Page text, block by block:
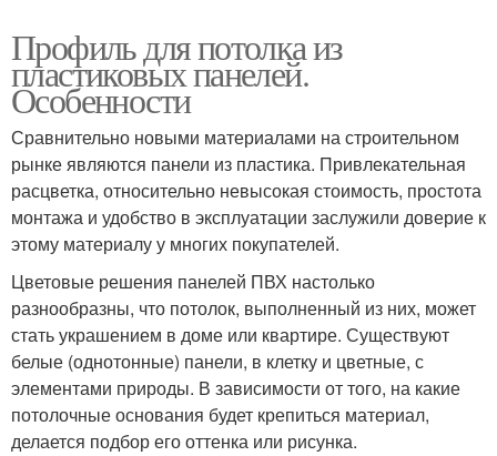
Профиль для потолка из
пластиковых панелей.
Особенности
Сравнительно новыми материалами на строительном
рынке являются панели из пластика. Привлекательная
расцветка, относительно невысокая стоимость, простота
монтажа и удобство в эксплуатации заслужили доверие к
этому материалу у многих покупателей.
Цветовые решения панелей ПВХ настолько
разнообразны, что потолок, выполненный из них, может
стать украшением в доме или квартире. Существуют
белые (однотонные) панели, в клетку и цветные, с
элементами природы. В зависимости от того, на какие
потолочные основания будет крепиться материал,
делается подбор его оттенка или рисунка.